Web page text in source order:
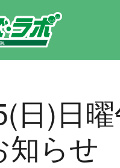
曜午前練9Hラウンドレッスン開催のお知らせのペ
日)日
知らせ